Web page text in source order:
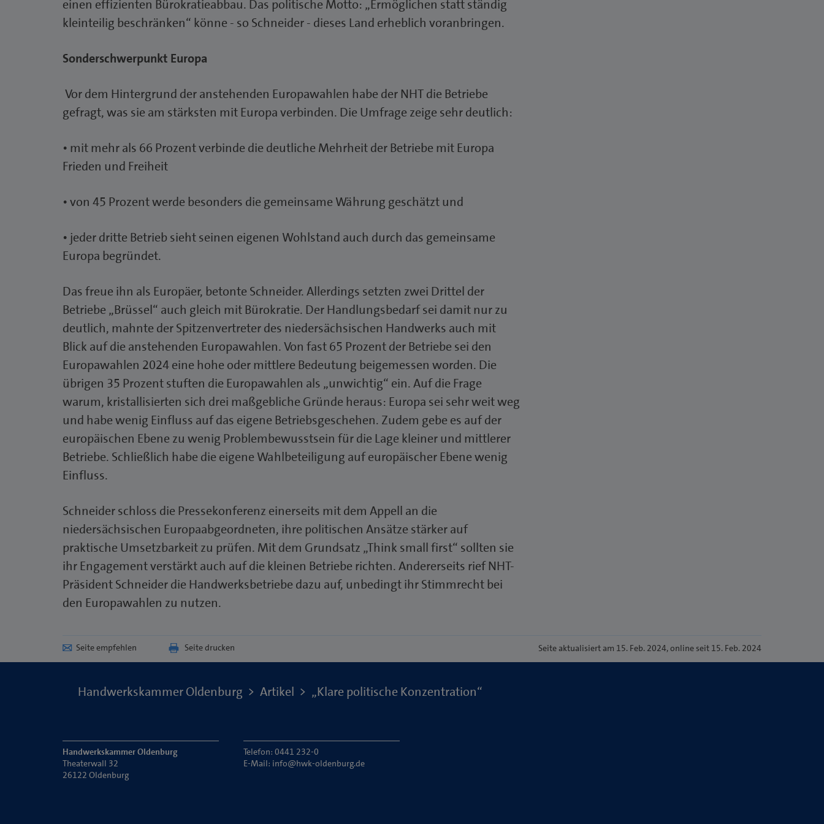
einen effizienten Bürokratieabbau. Das politische Motto: „Ermöglichen statt ständig
kleinteilig beschränken“ könne - so Schneider - dieses Land erheblich voranbringen.
Sonderschwerpunkt Europa
Vor dem Hintergrund der anstehenden Europawahlen habe der NHT die Betriebe
gefragt, was sie am stärksten mit Europa verbinden. Die Umfrage zeige sehr deutlich:
• mit mehr als 66 Prozent verbinde die deutliche Mehrheit der Betriebe mit Europa
Frieden und Freiheit
• von 45 Prozent werde besonders die gemeinsame Währung geschätzt und
• jeder dritte Betrieb sieht seinen eigenen Wohlstand auch durch das gemeinsame
Europa begründet.
Das freue ihn als Europäer, betonte Schneider. Allerdings setzten zwei Drittel der
Betriebe „Brüssel“ auch gleich mit Bürokratie. Der Handlungsbedarf sei damit nur zu
deutlich, mahnte der Spitzenvertreter des niedersächsischen Handwerks auch mit
Blick auf die anstehenden Europawahlen. Von fast 65 Prozent der Betriebe sei den
Europawahlen 2024 eine hohe oder mittlere Bedeutung beigemessen worden. Die
übrigen 35 Prozent stuften die Europawahlen als „unwichtig“ ein. Auf die Frage
warum, kristallisierten sich drei maßgebliche Gründe heraus: Europa sei sehr weit weg
und habe wenig Einfluss auf das eigene Betriebsgeschehen. Zudem gebe es auf der
europäischen Ebene zu wenig Problembewusstsein für die Lage kleiner und mittlerer
Betriebe. Schließlich habe die eigene Wahlbeteiligung auf europäischer Ebene wenig
Einfluss.
Schneider schloss die Pressekonferenz einerseits mit dem Appell an die
niedersächsischen Europaabgeordneten, ihre politischen Ansätze stärker auf
praktische Umsetzbarkeit zu prüfen. Mit dem Grundsatz „Think small first“ sollten sie
ihr Engagement verstärkt auch auf die kleinen Betriebe richten. Andererseits rief NHT-
Präsident Schneider die Handwerksbetriebe dazu auf, unbedingt ihr Stimmrecht bei
den Europawahlen zu nutzen.
Seite empfehlen Seite drucken Seiteaktualisiert am 15. Feb. 2024, online seit 15. Feb. 2024
Handwerkskammer Oldenburg Artikel „Klare politische Konzentration“
Handwerkskammer Oldenburg
Theaterwall 32
26122 Oldenburg
Telefon: 0441 232-0
E-Mail: info@hwk-oldenburg.de